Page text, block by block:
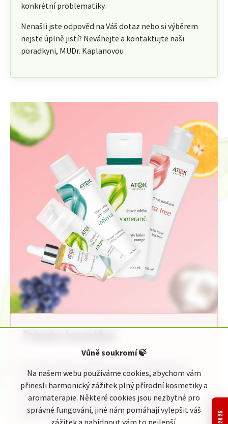
Vůně soukromí🍃
Na našem webu používáme cookies, abychom vám
přinesli harmonický zážitek plný přírodní kosmetiky a
aromaterapie. Některé cookies jsou nezbytné pro
správné fungování, jiné nám pomáhají vylepšit váš
zážitek a nabídnout vám to nejlepší.
konkrétní problematiky.
Nenašli jste odpověď na Váš dotaz nebo si výběrem
nejste úplně jistí? Neváhejte a kontaktujte naši
poradkyni, MUDr. Kaplanovou
jednoduchého průvodce kosmetickou nabídkou
Original ATOK. Naleznete zde celou naši nabídku
rozdělenou do přehledných kategorií podle
jednotlivého zaměření: